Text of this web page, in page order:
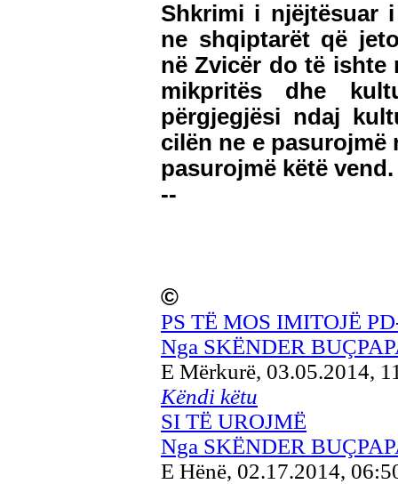
Shkrimi i njëjtësuar i
ne shqiptarët që
në Zvicër do të ishte
mikpritës dhe
përgjegjësi ndaj
cilën ne e pasurojmë
pasurojmë këtë vend.
--
©
PS TË MOS IMITOJË
Nga SKËNDER
E Mërkurë, 03.05.2014,
Këndi këtu
SI TË UROJMË
Nga SKËNDER
E Hënë, 02.17.2014,